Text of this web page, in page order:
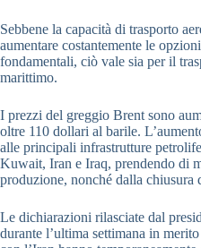
Sebbene la capacità di trasporto
aumentare costantemente le
fondamentali, ciò vale sia per il
marittimo.
I prezzi del greggio Brent sono
oltre 110 dollari al barile.
alle principali infrastrutture
Kuwait, Iran e Iraq, prendendo di
produzione, nonché dalla chiusura
Le dichiarazioni rilasciate dal
durante l’ultima settimana in